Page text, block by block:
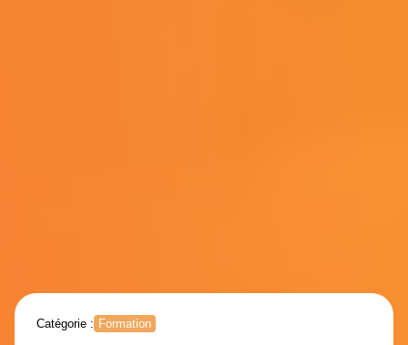
Catégorie : Formation